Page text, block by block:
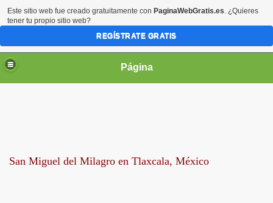
Página
San Miguel del Milagro en Tlaxcala, México
Este sitio web fue creado gratuitamente con PaginaWebGratis.es. ¿Quieres
tener tu propio sitio web?
REGÍSTRATE GRATIS